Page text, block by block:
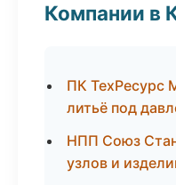
Компании в
ПК ТехРесурс
литьё под
НПП Союз
узлов и